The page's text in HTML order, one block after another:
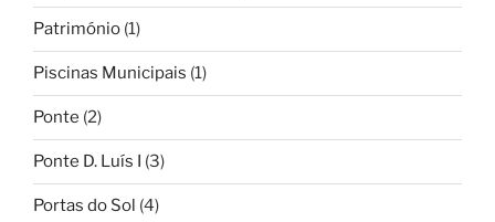
Património (1)
Piscinas Municipais (1)
Ponte (2)
Ponte D. Luís I (3)
Portas do Sol (4)